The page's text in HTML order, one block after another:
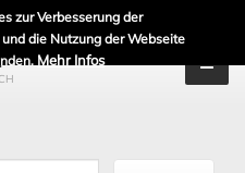
zur Verbesserung der
die Nutzung der Webseite
Mehr Infos